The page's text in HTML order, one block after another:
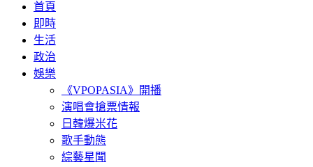
首頁
即時
生活
政治
娛樂
《VPOPASIA》開播
演唱會搶票情報
日韓爆米花
歌手動態
綜藝星聞